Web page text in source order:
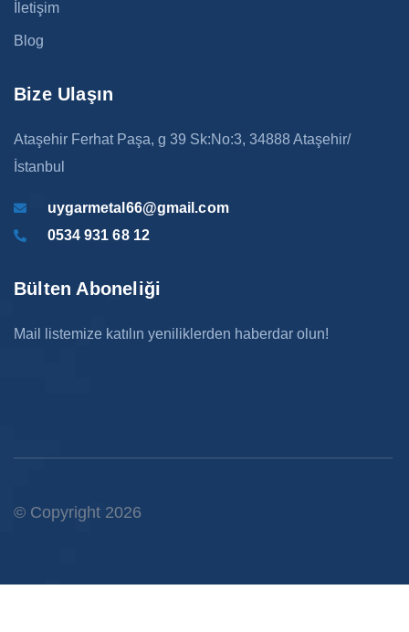
İletişim
Blog
Bize Ulaşın
Ataşehir Ferhat Paşa, g 39 Sk:No:3, 34888 Ataşehir/
İstanbul
uygarmetal66@gmail.com
0534 931 68 12
Bülten Aboneliği
Mail listemize katılın yeniliklerden haberdar olun!
© Copyright 2026